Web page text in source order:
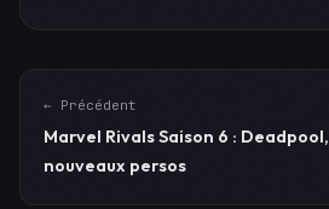
← Précédent
Marvel Rivals Saison 6 :
nouveaux persos